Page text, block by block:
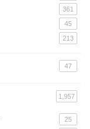
361
45
213
47
1,957
25